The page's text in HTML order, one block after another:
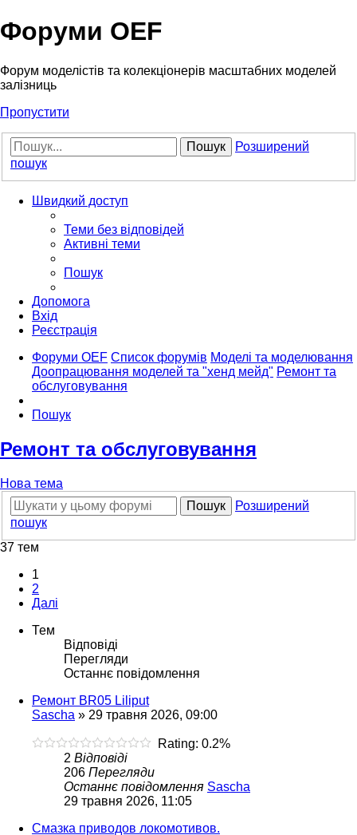
Форуми OEF
Форум моделістів та колекціонерів масштабних моделей
залізниць
Пропустити
Пошук
Розширений
пошук
Швидкий доступ
Теми без відповідей
Активні теми
Пошук
Допомога
Вхід
Реєстрація
Форуми OEF Список форумів Моделі та моделювання
Доопрацювання моделей та "хенд мейд" Ремонт та
обслуговування
Пошук
Ремонт та обслуговування
Нова тема
Пошук
Розширений
пошук
37 тем
1
2
Далі
Тем
Відповіді
Перегляди
Останнє повідомлення
Ремонт BR05 Liliput
Sascha » 29 травня 2026, 09:00
Rating: 0.2%
2 Відповіді
206 Перегляди
Останнє повідомлення Sascha
29 травня 2026, 11:05
Смазка приводов локомотивов.